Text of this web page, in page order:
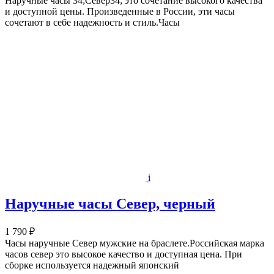
и доступной цены. Произведенные в России, эти часы
сочетают в себе надежность и стиль.Часы
i
Наручные часы Север, черный
1 790 ₽
Часы наручные Север мужские на браслете.Российская марка
часов север это высокое качество и доступная цена. При
сборке используется надежный японский